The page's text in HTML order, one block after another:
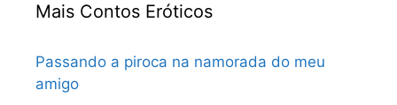
Mais Contos Eróticos
Passando a piroca na namorada do meu
amigo